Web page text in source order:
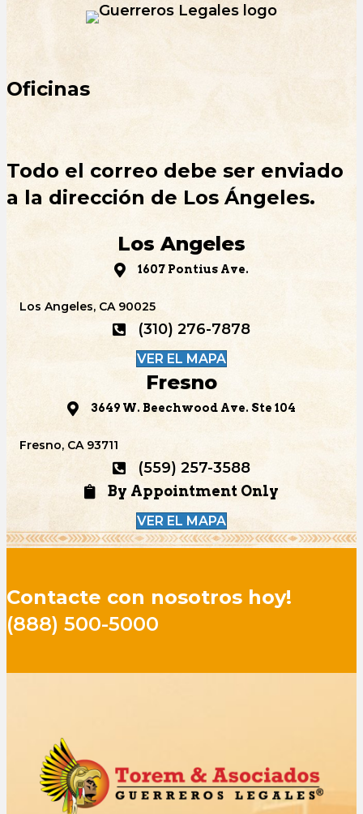
Oficinas
Todo el correo debe ser enviado
a la dirección de Los Ángeles.
Los Angeles
1607 Pontius Ave.
Los Angeles, CA 90025
(310) 276-7878
VER EL MAPA
Fresno
3649 W. Beechwood Ave. Ste 104
Fresno, CA 93711
(559) 257-3588
By Appointment Only
VER EL MAPA
Contacte con nosotros hoy!
(888) 500-5000